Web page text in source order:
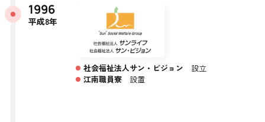
1996
平成8年
社会福祉法人サン・ビジョン 設立
江南職員寮設置